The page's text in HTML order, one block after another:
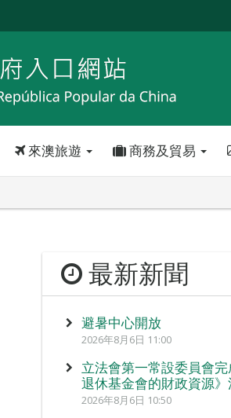
來澳旅遊 商務及貿易
最新新聞
避暑中心開放
2026年8月6日 11:00
立法會第一常設委員會
退休基金會的財政資源》
2026年8月6日 10:50